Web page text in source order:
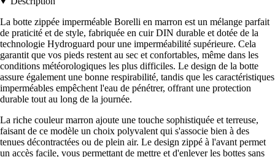
La botte zippée imperméable Borelli en marron est un mélange parfait
de praticité et de style, fabriquée en cuir DIN durable et dotée de la
technologie Hydroguard pour une imperméabilité supérieure. Cela
garantit que vos pieds restent au sec et confortables, même dans les
conditions météorologiques les plus difficiles. Le design de la botte
assure également une bonne respirabilité, tandis que les caractéristiques
imperméables empêchent l'eau de pénétrer, offrant une protection
durable tout au long de la journée.
La riche couleur marron ajoute une touche sophistiquée et terreuse,
faisant de ce modèle un choix polyvalent qui s'associe bien à des
tenues décontractées ou de plein air. Le design zippé à l'avant permet
un accès facile, vous permettant de mettre et d'enlever les bottes sans